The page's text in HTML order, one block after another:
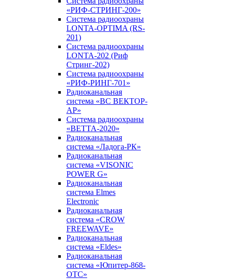
«РИФ-СТРИНГ-200»
Система радиоохраны
LONTA-OPTIMA (RS-
201)
Система радиоохраны
LONTA-202 (Риф
Стринг-202)
Система радиоохраны
«РИФ-РИНГ-701»
Радиоканальная
система «ВС ВЕКТОР-
АР»
Система радиоохраны
«ВЕТТА-2020»
Радиоканальная
система «Ладога-РК»
Радиоканальная
система «VISONIC
POWER G»
Радиоканальная
система Elmes
Electronic
Радиоканальная
система «CROW
FREEWAVE»
Радиоканальная
система «Eldes»
Радиоканальная
система «Юпитер-868-
ОТС»